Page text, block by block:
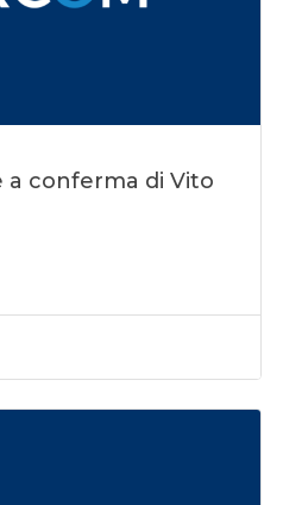
a conferma di Vito